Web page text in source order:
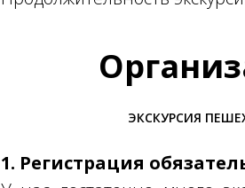
ЭКСКУРСИЯ
1. Регистрация